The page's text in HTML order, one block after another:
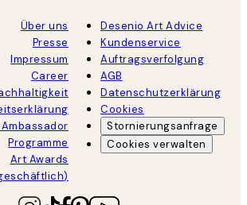
Über uns
Presse
Impressum
Career
Programme
Art Awards
Desenio Art Advice
Kundenservice
Auftragsverfolgung
AGB
Datenschutzerklärung
Cookies
Stornierungsanfrage
Cookies verwalten